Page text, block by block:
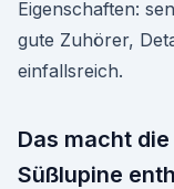
Eigenschaften:
gute Zuhörer,
einfallsreich.
Das macht
Süßlupine